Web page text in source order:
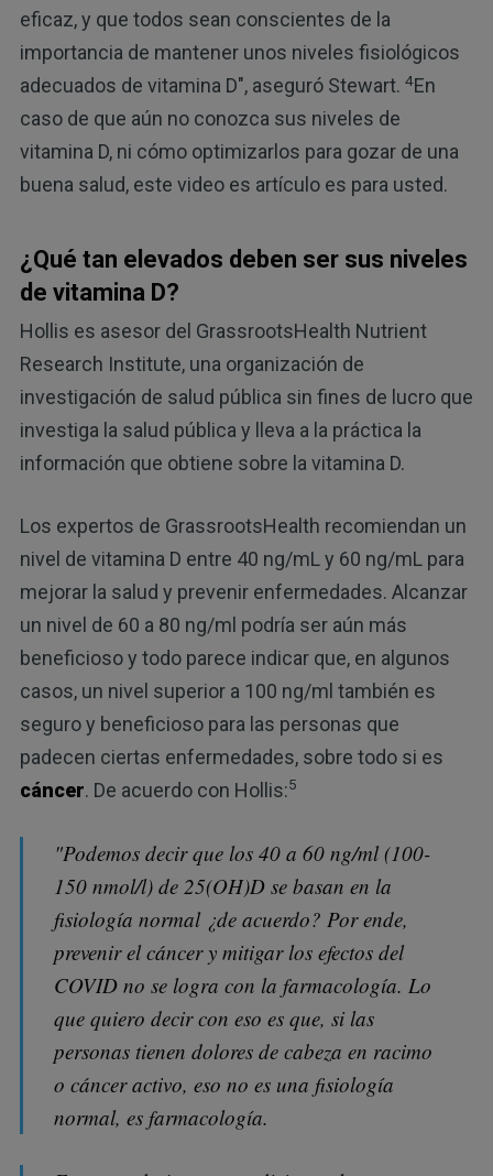
eficaz, y que todos sean conscientes de la
importancia de mantener unos niveles fisiológicos
adecuados de vitamina D", aseguró Stewart. 4En
caso de que aún no conozca sus niveles de
vitamina D, ni cómo optimizarlos para gozar de una
buena salud, este video es artículo es para usted.
¿Qué tan elevados deben ser sus niveles
de vitamina D?
Hollis es asesor del GrassrootsHealth Nutrient
Research Institute, una organización de
investigación de salud pública sin fines de lucro que
investiga la salud pública y lleva a la práctica la
información que obtiene sobre la vitamina D.
Los expertos de GrassrootsHealth recomiendan un
nivel de vitamina D entre 40 ng/mL y 60 ng/mL para
mejorar la salud y prevenir enfermedades. Alcanzar
un nivel de 60 a 80 ng/ml podría ser aún más
beneficioso y todo parece indicar que, en algunos
casos, un nivel superior a 100 ng/ml también es
seguro y beneficioso para las personas que
padecen ciertas enfermedades, sobre todo si es
cáncer. De acuerdo con Hollis:5
"Podemos decir que los 40 a 60 ng/ml (100-
150 nmol/l) de 25(OH)D se basan en la
fisiología normal ¿de acuerdo? Por ende,
prevenir el cáncer y mitigar los efectos del
COVID no se logra con la farmacología. Lo
que quiero decir con eso es que, si las
personas tienen dolores de cabeza en racimo
o cáncer activo, eso no es una fisiología
normal, es farmacología.